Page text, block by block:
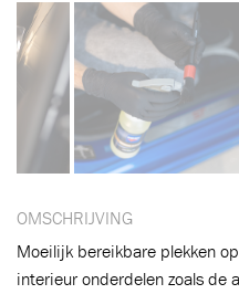
OMSCHRIJVING
Moeilijk bereikbare plekken
interieur onderdelen zoals de